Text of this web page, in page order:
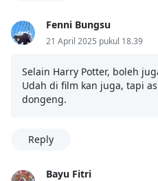
Fenni Bungsu
21 April 2025 pukul 18.39
Selain Harry Potter, boleh
Udah di film kan juga, tapi
dongeng.
Reply
Bayu Fitri